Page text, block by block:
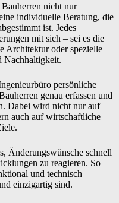
Bauherren nicht nur
individuelle Beratung, die
ist. Jedes
mit sich – sei es die
Architektur oder spezielle
Nachhaltigkeit.
persönliche
genau erfassen und
Dabei wird nicht nur auf
auch auf wirtschaftliche
Änderungswünsche schnell
zu reagieren. So
und technisch
einzigartig sind.